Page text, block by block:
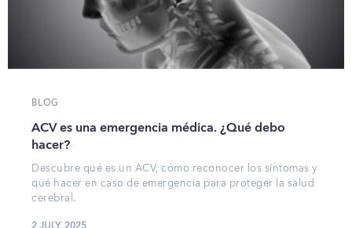
BLOG
ACV es una emergencia médica. ¿Qué debo
hacer?
Descubre qué es un ACV, cómo reconocer los síntomas y
qué hacer en caso de emergencia para proteger la salud
cerebral.